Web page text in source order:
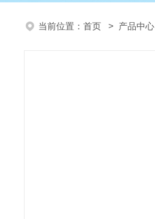
当前位置： 首页 > 产品中心